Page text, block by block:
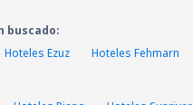
buscado:
Hoteles Ezuz Hoteles Fehmarn